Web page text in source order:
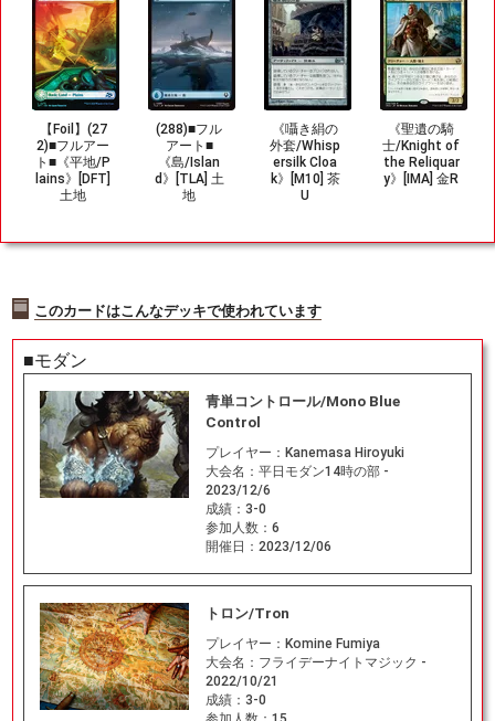
【Foil】(27
2)■フルアー
ト■《平地/P
lains》[DFT]
土地
(288)■フル
アート■
《島/Islan
d》[TLA] 土
地
《囁き絹の
外套/Whisp
ersilk Cloa
k》[M10] 茶
U
《聖遺の騎
士/Knight of
the Reliquar
y》[IMA] 金R
このカードはこんなデッキで使われています
■モダン
青単コントロール/Mono Blue
Control
プレイヤー： Kanemasa Hiroyuki
大会名： 平日モダン14時の部 -
2023/12/6
成績： 3-0
参加人数： 6
開催日： 2023/12/06
トロン/Tron
プレイヤー： Komine Fumiya
大会名： フライデーナイトマジック -
2022/10/21
成績： 3-0